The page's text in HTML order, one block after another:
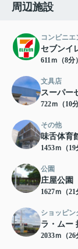
周辺施設
コンビニ
セブンイ
611ｍ（8分）
文具店
スーパー
722ｍ（10分
その他
味舌体育
1453ｍ（19
公園
庄屋公園
1627ｍ（21
ショッピン
ラ・ムー
2033ｍ（26